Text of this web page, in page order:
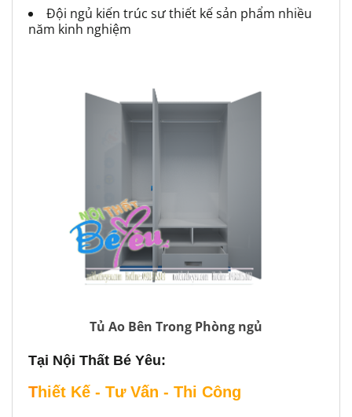
Đội ngủ kiến trúc sư thiết kế sản phẩm nhiều
năm kinh nghiệm
Tủ Ao Bên Trong Phòng ngủ
Tại Nội Thất Bé Yêu:
Thiết Kế - Tư Vấn - Thi Công